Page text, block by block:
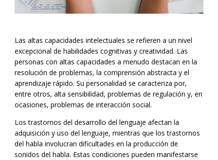
Las altas capacidades intelectuales se refieren a un nivel
excepcional de habilidades cognitivas y creatividad. Las
personas con altas capacidades a menudo destacan en la
resolución de problemas, la comprensión abstracta y el
aprendizaje rápido. Su personalidad se caracteriza por,
entre otros, alta sensibilidad, problemas de regulación y, en
ocasiones, problemas de interacción social.
Los trastornos del desarrollo del lenguaje afectan la
adquisición y uso del lenguaje, mientras que los trastornos
del habla involucran dificultades en la producción de
sonidos del habla. Estas condiciones pueden manifestarse